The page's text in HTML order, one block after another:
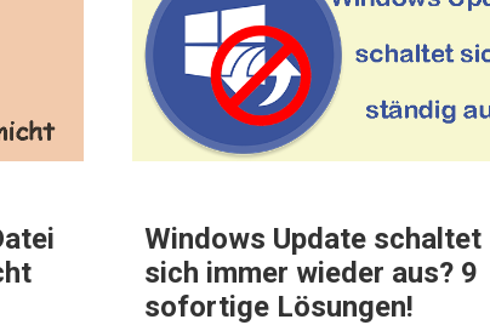
Windows Update schaltet
sich immer wieder aus? 9
sofortige Lösungen!